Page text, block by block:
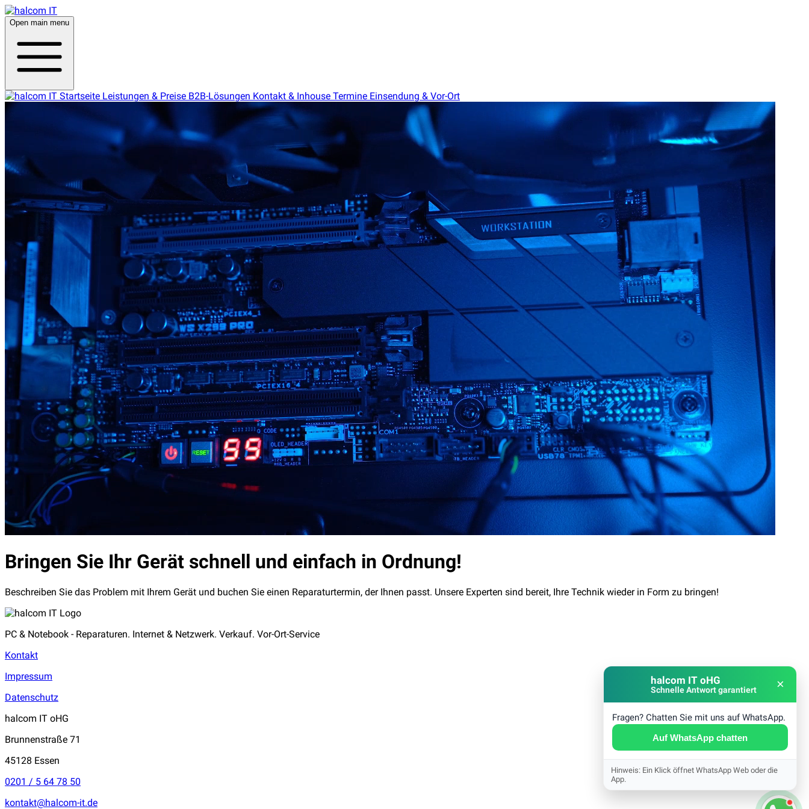
Open main menu
Startseite Leistungen & Preise B2B-Lösungen Kontakt & Inhouse Termine Einsendung & Vor-Ort
Bringen Sie Ihr Gerät schnell und einfach in Ordnung!
Beschreiben Sie das Problem mit Ihrem Gerät und buchen Sie einen Reparaturtermin, der Ihnen passt. Unsere Experten sind bereit, Ihre Technik wieder in Form zu bringen!
PC & Notebook - Reparaturen. Internet & Netzwerk. Verkauf. Vor-Ort-Service
Kontakt
Impressum
Datenschutz
halcom IT oHG
Brunnenstraße 71
45128 Essen
0201 / 5 64 78 50
kontakt@halcom-it.de
halcom IT oHG
Schnelle Antwort garantiert ×
Fragen? Chatten Sie mit uns auf WhatsApp.
Auf WhatsApp chatten
Hinweis: Ein Klick öffnet WhatsApp Web oder die
App.